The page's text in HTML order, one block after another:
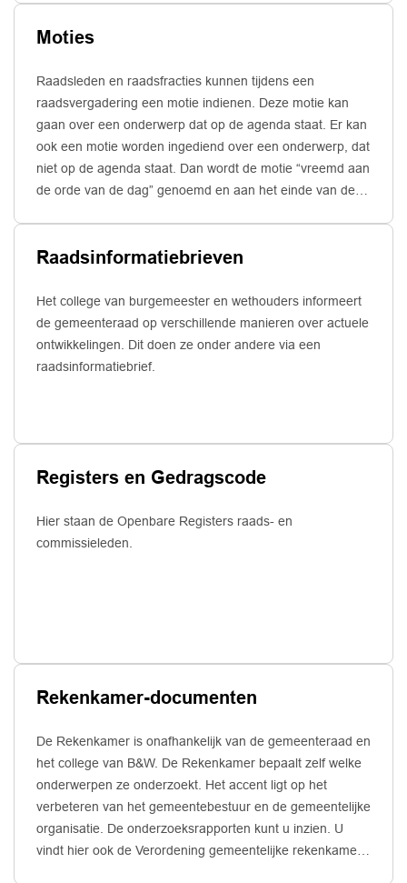
Moties
Raadsleden en raadsfracties kunnen tijdens een
raadsvergadering een motie indienen. Deze motie kan
gaan over een onderwerp dat op de agenda staat. Er kan
ook een motie worden ingediend over een onderwerp, dat
niet op de agenda staat. Dan wordt de motie “vreemd aan
de orde van de dag” genoemd en aan het einde van de
de raad een motie aanneemt, spreekt hij daarmee een
Het college is niet verplicht een door de raad
aangenomen motie uit te voeren. Een motie is niet
juridisch bindend. Als het college een motie niet uitvoert,
kan dat wel politieke gevolgen hebben.
Raadsinformatiebrieven
Het college van burgemeester en wethouders informeert
de gemeenteraad op verschillende manieren over actuele
ontwikkelingen. Dit doen ze onder andere via een
raadsinformatiebrief.
Registers en Gedragscode
Hier staan de Openbare Registers raads- en
commissieleden.
Rekenkamer-documenten
De Rekenkamer is onafhankelijk van de gemeenteraad en
het college van B&W. De Rekenkamer bepaalt zelf welke
onderwerpen ze onderzoekt. Het accent ligt op het
verbeteren van het gemeentebestuur en de gemeentelijke
organisatie. De onderzoeksrapporten kunt u inzien. U
vindt hier ook de Verordening gemeentelijke rekenkamer